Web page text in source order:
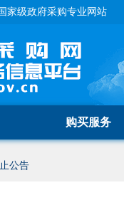
家级政府采购专业网站
购买服务
公告